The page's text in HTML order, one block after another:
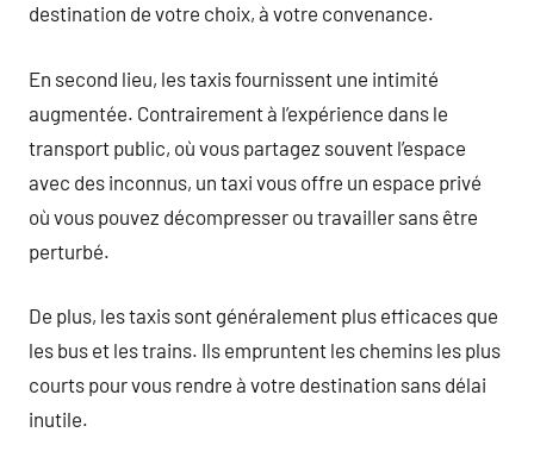
destination de votre choix, à votre convenance.
En second lieu, les taxis fournissent une intimité
augmentée. Contrairement à l’expérience dans le
transport public, où vous partagez souvent l’espace
avec des inconnus, un taxi vous offre un espace privé
où vous pouvez décompresser ou travailler sans être
perturbé.
De plus, les taxis sont généralement plus efficaces que
les bus et les trains. Ils empruntent les chemins les plus
courts pour vous rendre à votre destination sans délai
inutile.